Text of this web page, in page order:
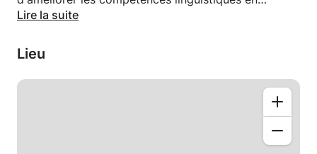
apprenant l'art contemporain, le cinéma et la
Lire la suite
Lieu